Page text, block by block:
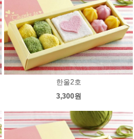
한울2호
3,300원